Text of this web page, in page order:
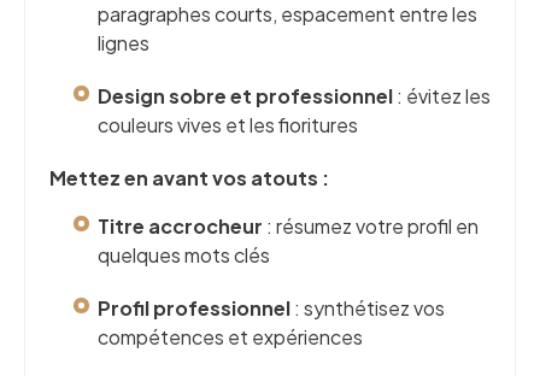
paragraphes courts, espacement entre les
lignes
Design sobre et professionnel: évitez les
couleurs vives et les fioritures
Mettez en avant vos atouts :
Titre accrocheur : résumez votre profil en
quelques mots clés
Profil professionnel: synthétisez vos
compétences et expériences